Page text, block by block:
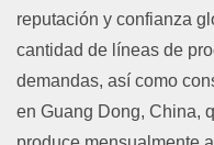
reputación y confianza
cantidad de líneas de
demandas, así como
en Guang Dong, China,